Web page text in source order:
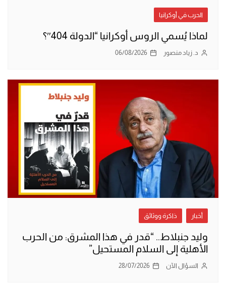
الحرب في أوكرانيا
لماذا يُسمي الروس أوكرانيا “الدولة 404″؟
د. زياد منصور 06/08/2026
أخبار ذاكرة ووثائق
وليد جنبلاط.. “قدر في هذا المشرق: من الحرب
الأهلية إلى السلام المستحيل”
السؤال الآن 28/07/2026